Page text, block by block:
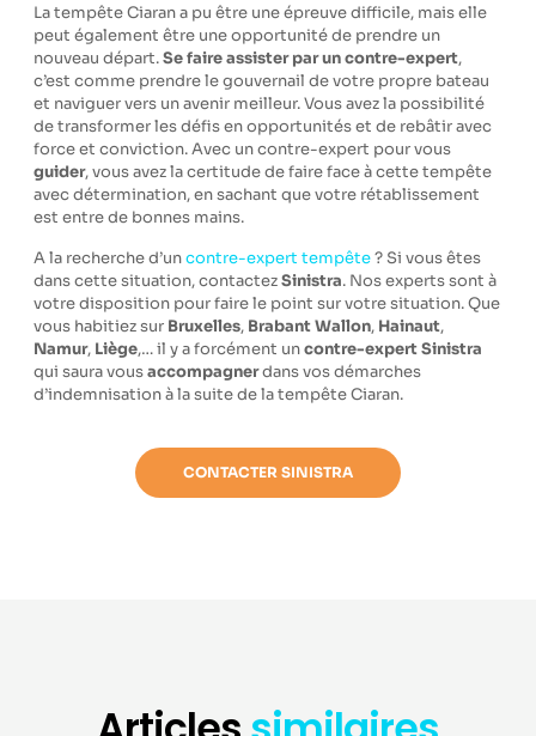
La tempête Ciaran a pu être une épreuve difficile, mais elle
peut également être une opportunité de prendre un
nouveau départ.Se faire assister par un contre-expert,
c’est comme prendre le gouvernail de votre propre bateau
et naviguer vers un avenir meilleur. Vous avez la possibilité
de transformer les défis en opportunités et de rebâtir avec
force et conviction. Avec un contre-expert pour vous
guider, vous avez la certitude de faire face à cette tempête
avec détermination, en sachant que votre rétablissement
est entre de bonnes mains.
A la recherche d’uncontre-expert tempête? Si vous êtes
dans cette situation, contactezSinistra. Nos experts sont à
votre disposition pour faire le point sur votre situation. Que
vous habitiez sur Bruxelles, Brabant Wallon, Hainaut,
Namur, Liège,… il y a forcément uncontre-expert Sinistra
qui saura vousaccompagnerdans vos démarches
d’indemnisation à la suite de la tempête Ciaran.
CONTACTER SINISTRA